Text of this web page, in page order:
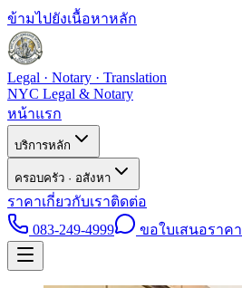
ข้ามไปยังเนื้อหาหลัก
Legal · Notary · Translation
NYC Legal & Notary
หน้าแรก
บริการหลัก
ครอบครัว · อสังหา
ราคาเกี่ยวกับเราติดต่อ
083-249-4999
ขอใบเสนอราคา